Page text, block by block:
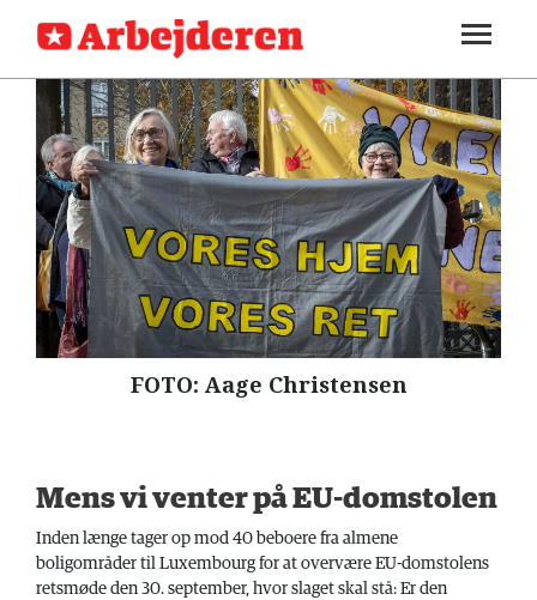
SEKTIONER
ARBEJDEREN
MENER
FAGLIGT
INDLAND
UDLAND
KULTUR
DEBAT
LÆSER
TIL
SOUNDCLOUD
ABONNER
LOG IND
FOTO: Aage Christensen
Mens vi venter på EU-domstolen
Inden længe tager op mod 40 beboere fra almene
boligområder til Luxembourg for at overvære EU-domstolens
retsmøde den 30. september, hvor slaget skal stå: Er den